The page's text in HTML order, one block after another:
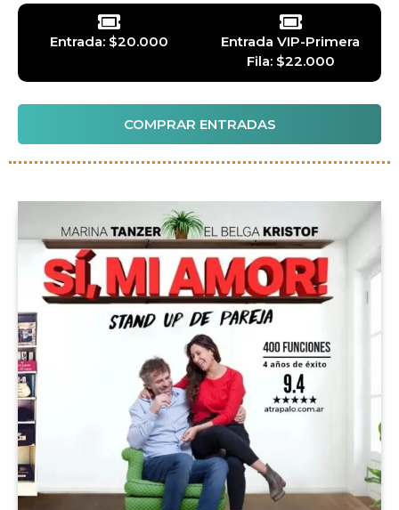
Entrada: $20.000
Entrada VIP-Primera
Fila: $22.000
COMPRAR ENTRADAS